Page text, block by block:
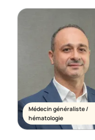
Médecin généraliste /
hématologie